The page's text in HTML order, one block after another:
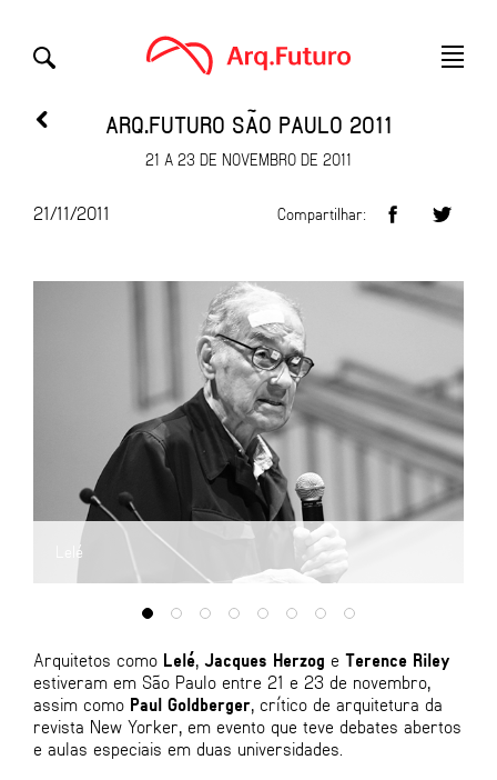
ARQ.FUTURO SÃO PAULO 2011
21 A 23 DE NOVEMBRO DE 2011
21/11/2011 Compartilhar:
Lelé
Arquitetos como Lelé Jacques Herzog e Terence Riley
estiveram em São Paulo entre 21 e 23 de novembro,
assim como Paul Goldberger , crítico de arquitetura da
revista New Yorker, em evento que teve debates abertos
e aulas especiais em duas universidades.